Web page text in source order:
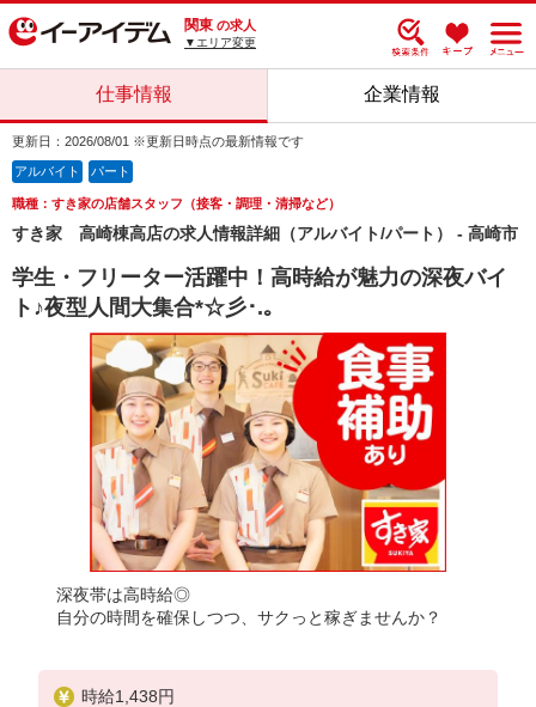
関東 の求人
▼エリア変更
仕事情報 企業情報
更新日：2026/08/01 ※更新日時点の最新情報です
アルバイト パート
職種：すき家の店舗スタッフ（接客・調理・清掃など）
すき家 高崎棟高店の求人情報詳細（アルバイト/パート） - 高崎市
学生・フリーター活躍中！高時給が魅力の深夜バイ
ト♪夜型人間大集合*☆彡･.｡
深夜帯は高時給◎
自分の時間を確保しつつ、サクっと稼ぎませんか？
時給1,438円